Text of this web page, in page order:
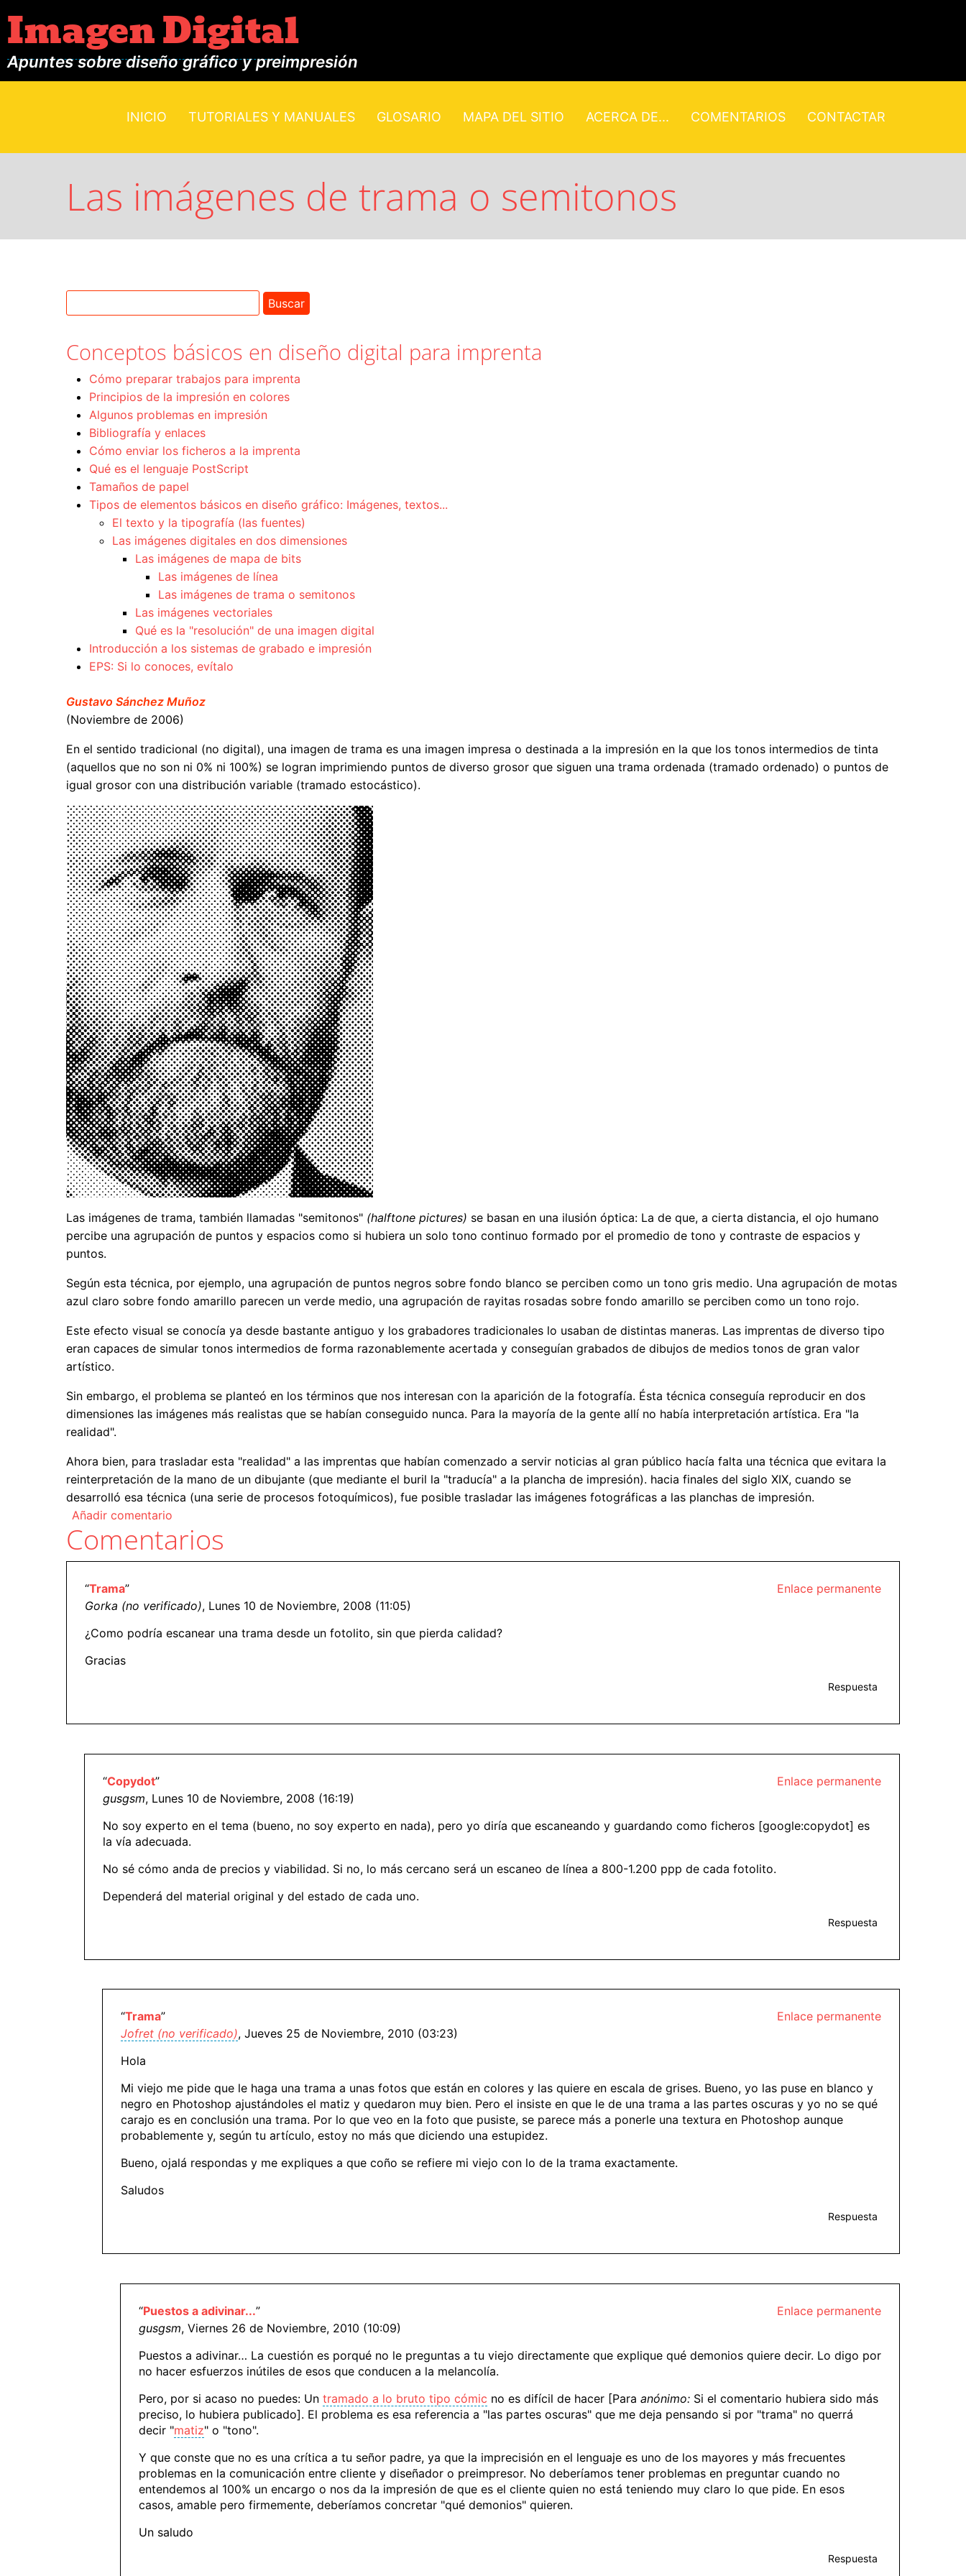
Imagen Digital
Apuntes sobre diseño gráfico y preimpresión
INICIO TUTORIALES Y MANUALES GLOSARIO MAPA DEL SITIO ACERCA DE... COMENTARIOS CONTACTAR
Las imágenes de trama o semitonos
Conceptos básicos en diseño digital para imprenta
Cómo preparar trabajos para imprenta
Principios de la impresión en colores
Algunos problemas en impresión
Bibliografía y enlaces
Cómo enviar los ficheros a la imprenta
Qué es el lenguaje PostScript
Tamaños de papel
Tipos de elementos básicos en diseño gráfico: Imágenes, textos...
El texto y la tipografía (las fuentes)
Las imágenes digitales en dos dimensiones
Las imágenes de mapa de bits
Las imágenes de línea
Las imágenes de trama o semitonos
Las imágenes vectoriales
Qué es la "resolución" de una imagen digital
Introducción a los sistemas de grabado e impresión
EPS: Si lo conoces, evítalo
Gustavo Sánchez Muñoz
(Noviembre de 2006)
En el sentido tradicional (no digital), una imagen de trama es una imagen impresa o destinada a la impresión en la que los tonos intermedios de tinta
(aquellos que no son ni 0% ni 100%) se logran imprimiendo puntos de diverso grosor que siguen una trama ordenada (tramado ordenado) o puntos de
igual grosor con una distribución variable (tramado estocástico).
Las imágenes de trama, también llamadas "semitonos" (halftone pictures) se basan en una ilusión óptica: La de que, a cierta distancia, el ojo humano
percibe una agrupación de puntos y espacios como si hubiera un solo tono continuo formado por el promedio de tono y contraste de espacios y
puntos.
Según esta técnica, por ejemplo, una agrupación de puntos negros sobre fondo blanco se perciben como un tono gris medio. Una agrupación de motas
azul claro sobre fondo amarillo parecen un verde medio, una agrupación de rayitas rosadas sobre fondo amarillo se perciben como un tono rojo.
Este efecto visual se conocía ya desde bastante antiguo y los grabadores tradicionales lo usaban de distintas maneras. Las imprentas de diverso tipo
eran capaces de simular tonos intermedios de forma razonablemente acertada y conseguían grabados de dibujos de medios tonos de gran valor
artístico.
Sin embargo, el problema se planteó en los términos que nos interesan con la aparición de la fotografía. Ésta técnica conseguía reproducir en dos
dimensiones las imágenes más realistas que se habían conseguido nunca. Para la mayoría de la gente allí no había interpretación artística. Era "la
realidad".
Ahora bien, para trasladar esta "realidad" a las imprentas que habían comenzado a servir noticias al gran público hacía falta una técnica que evitara la
reinterpretación de la mano de un dibujante (que mediante el buril la "traducía" a la plancha de impresión). hacia finales del siglo XIX, cuando se
desarrolló esa técnica (una serie de procesos fotoquímicos), fue posible trasladar las imágenes fotográficas a las planchas de impresión.
Añadir comentario
Comentarios
Enlace permanente
“Trama”
Gorka (no verificado), Lunes 10 de Noviembre, 2008 (11:05)
¿Como podría escanear una trama desde un fotolito, sin que pierda calidad?
Gracias
Respuesta
Enlace permanente
“Copydot”
gusgsm, Lunes 10 de Noviembre, 2008 (16:19)
No soy experto en el tema (bueno, no soy experto en nada), pero yo diría que escaneando y guardando como ficheros [google:copydot] es
la vía adecuada.
No sé cómo anda de precios y viabilidad. Si no, lo más cercano será un escaneo de línea a 800-1.200 ppp de cada fotolito.
Dependerá del material original y del estado de cada uno.
Respuesta
Enlace permanente
“Trama”
Jofret (no verificado), Jueves 25 de Noviembre, 2010 (03:23)
Hola
Mi viejo me pide que le haga una trama a unas fotos que están en colores y las quiere en escala de grises. Bueno, yo las puse en blanco y
negro en Photoshop ajustándoles el matiz y quedaron muy bien. Pero el insiste en que le de una trama a las partes oscuras y yo no se qué
carajo es en conclusión una trama. Por lo que veo en la foto que pusiste, se parece más a ponerle una textura en Photoshop aunque
probablemente y, según tu artículo, estoy no más que diciendo una estupidez.
Bueno, ojalá respondas y me expliques a que coño se refiere mi viejo con lo de la trama exactamente.
Saludos
Respuesta
Enlace permanente
“Puestos a adivinar...”
gusgsm, Viernes 26 de Noviembre, 2010 (10:09)
Puestos a adivinar… La cuestión es porqué no le preguntas a tu viejo directamente que explique qué demonios quiere decir. Lo digo por
no hacer esfuerzos inútiles de esos que conducen a la melancolía.
Pero, por si acaso no puedes: Un tramado a lo bruto tipo cómic no es difícil de hacer [Para anónimo: Si el comentario hubiera sido más
preciso, lo hubiera publicado]. El problema es esa referencia a "las partes oscuras" que me deja pensando si por "trama" no querrá
decir "matiz" o "tono".
Y que conste que no es una crítica a tu señor padre, ya que la imprecisión en el lenguaje es uno de los mayores y más frecuentes
problemas en la comunicación entre cliente y diseñador o preimpresor. No deberíamos tener problemas en preguntar cuando no
entendemos al 100% un encargo o nos da la impresión de que es el cliente quien no está teniendo muy claro lo que pide. En esos
casos, amable pero firmemente, deberíamos concretar "qué demonios" quieren.
Un saludo
Respuesta